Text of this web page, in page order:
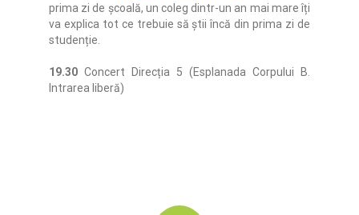
prima zi de școală, un coleg dintr-un an mai mare îți
va explica tot ce trebuie să știi încă din prima zi de
studenție.
19.30 Concert Direcția 5 (Esplanada Corpului B.
Intrarea liberă)